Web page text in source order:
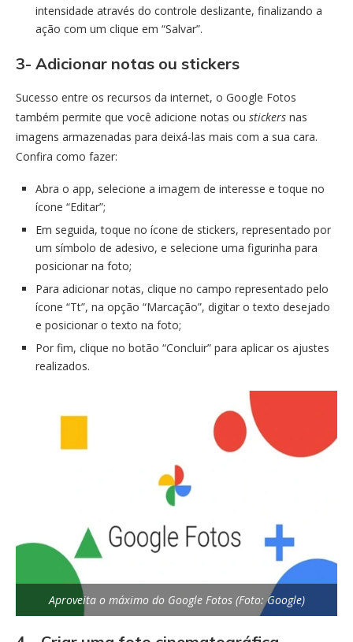
intensidade através do controle deslizante, finalizando a
ação com um clique em “Salvar”.
3- Adicionar notas ou stickers
Sucesso entre os recursos da internet, o Google Fotos
também permite que você adicione notas ou stickers nas
imagens armazenadas para deixá-las mais com a sua cara.
Confira como fazer:
Abra o app, selecione a imagem de interesse e toque no
ícone “Editar”;
Em seguida, toque no ícone de stickers, representado por
um símbolo de adesivo, e selecione uma figurinha para
posicionar na foto;
Para adicionar notas, clique no campo representado pelo
ícone “Tt”, na opção “Marcação”, digitar o texto desejado
e posicionar o texto na foto;
Por fim, clique no botão “Concluir” para aplicar os ajustes
realizados.
Aproveita o máximo do Google Fotos (Foto: Google)